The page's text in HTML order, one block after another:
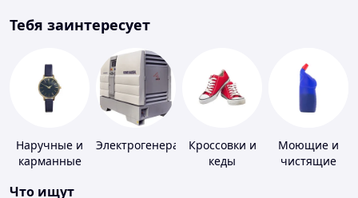
Тебя заинтересует
Наручные и
карманные
ЭлектрогенераторыКроссовки и
кеды
Моющие и
чистящие
Что ищут